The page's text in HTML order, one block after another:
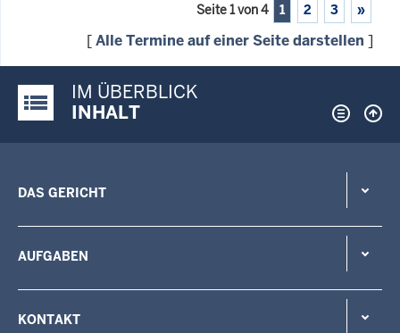
Seite 1 von 4 1 2 3 »
[Alle Termine auf einer Seite darstellen ]
Justiz-Portal im Überblick:
IM ÜBERBLICK
INHALT
DAS GERICHT
AUFGABEN
KONTAKT